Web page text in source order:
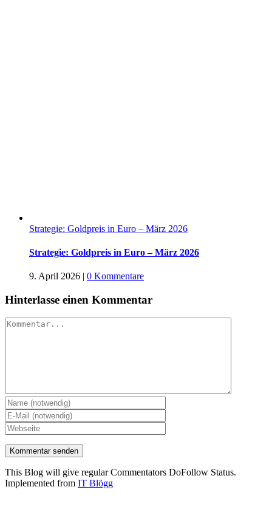
Strategie: Goldpreis in Euro – März 2026
Strategie: Goldpreis in Euro – März 2026
9. April 2026 | 0 Kommentare
Hinterlasse einen Kommentar
Kommentar
This Blog will give regular Commentators DoFollow Status.
Implemented from IT Blögg